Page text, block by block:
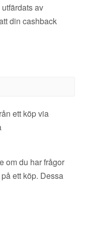
av
din cashback
ett köp via
om du har frågor
ett köp. Dessa